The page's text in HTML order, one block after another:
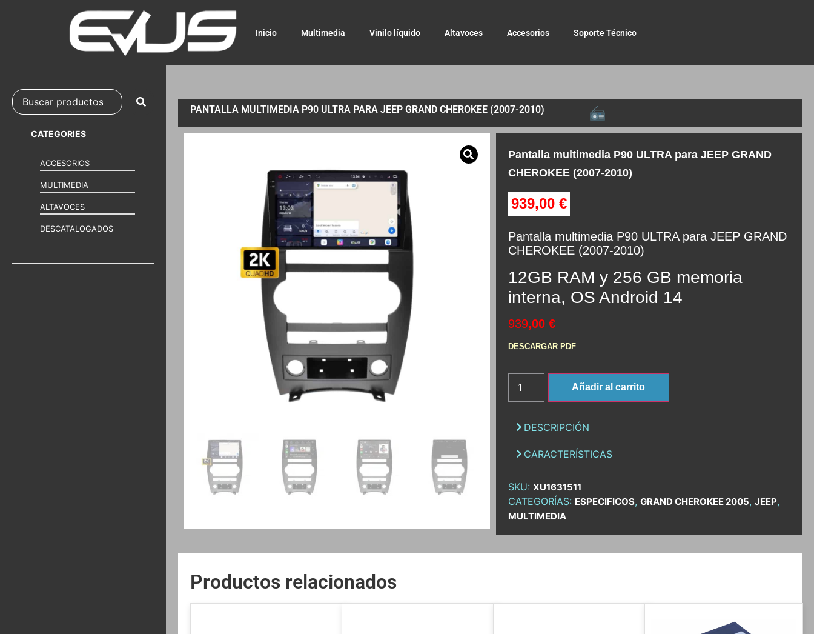
Inicio Multimedia Vinilo líquido Altavoces Accesorios Soporte Técnico
CATEGORIES
ACCESORIOS
MULTIMEDIA
ALTAVOCES
DESCATALOGADOS
PANTALLA MULTIMEDIA P90 ULTRA PARA JEEP GRAND CHEROKEE (2007-2010)
Pantalla multimedia P90 ULTRA para JEEP GRAND
CHEROKEE (2007-2010)
939,00 €
Pantalla multimedia P90 ULTRA para JEEP GRAND
CHEROKEE (2007-2010)
12GB RAM y 256 GB memoria
interna, OS Android 14
939,00 €
DESCARGAR PDF
Añadir al carrito
DESCRIPCIÓN
CARACTERÍSTICAS
SKU: XU1631511
CATEGORÍAS: ESPECIFICOS, GRAND CHEROKEE 2005, JEEP,
MULTIMEDIA
Productos relacionados